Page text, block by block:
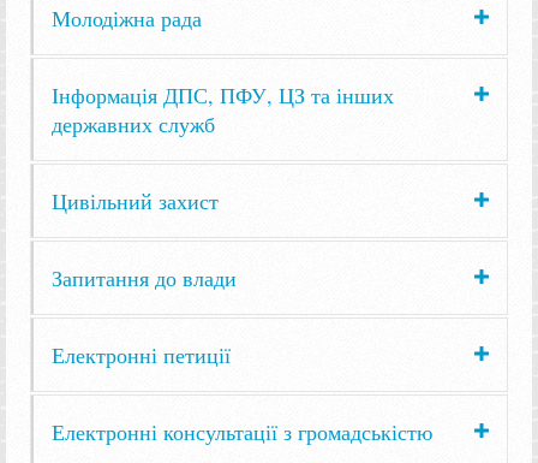
Молодіжна рада
Інформація ДПС, ПФУ, ЦЗ та інших
державних служб
Цивільний захист
Запитання до влади
Електронні петиції
Електронні консультації з громадськістю